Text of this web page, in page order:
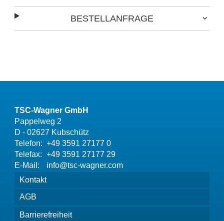
BESTELLANFRAGE
TSC-Wagner GmbH
Pappelweg 2
D - 02627 Kubschütz
Telefon: +49 3591 27177 0
Telefax: +49 3591 27177 29
E-Mail:
info@tsc-wagner.com
Kontakt
AGB
Barrierefreiheit